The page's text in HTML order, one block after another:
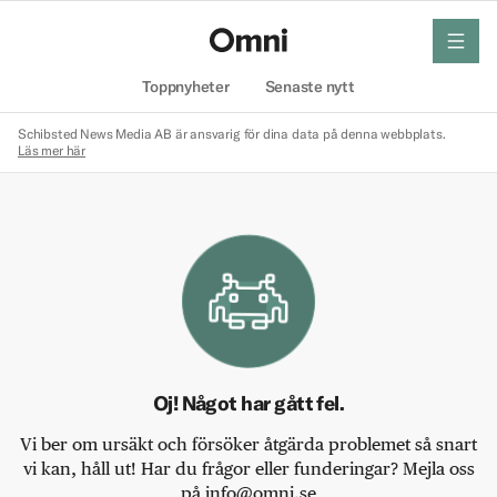
Toppnyheter Senaste nytt
meny
Schibsted News Media AB är ansvarig för dina data på denna webbplats.
Läs mer här
Oj! Något har gått fel.
Vi ber om ursäkt och försöker åtgärda problemet så snart
vi kan, håll ut! Har du frågor eller funderingar? Mejla oss